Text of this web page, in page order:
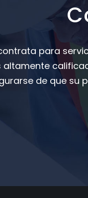
para
altamente
de que su